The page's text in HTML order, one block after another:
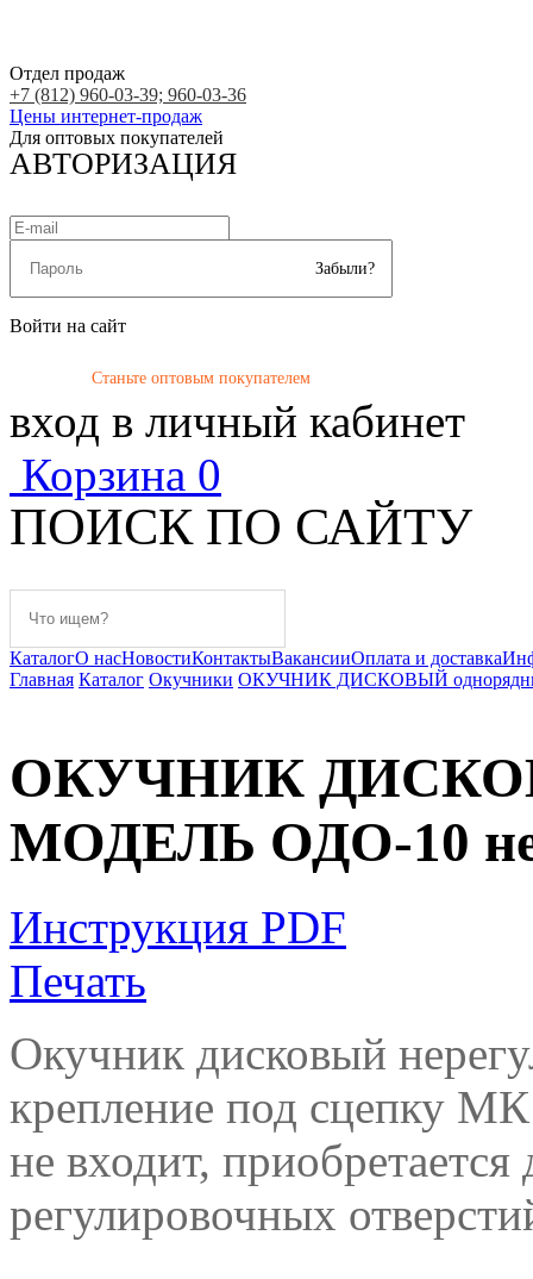
Отдел продаж
+7 (812) 960-03-39; 960-03-36
Цены интернет-продаж
Для оптовых покупателей
АВТОРИЗАЦИЯ
Забыли?
Войти на сайт
Станьте оптовым покупателем
вход в личный кабинет
Корзина 0
ПОИСК ПО САЙТУ
КаталогО насНовостиКонтактыВакансииОплата и доставка
Главная Каталог Окучники ОКУЧНИК ДИСКОВЫЙ
ОКУЧНИК
МОДЕЛЬ ОДО-10 не
Инструкция PDF
Печать
Окучник дисковый
крепление под сцепку
не входит,
регулировочных